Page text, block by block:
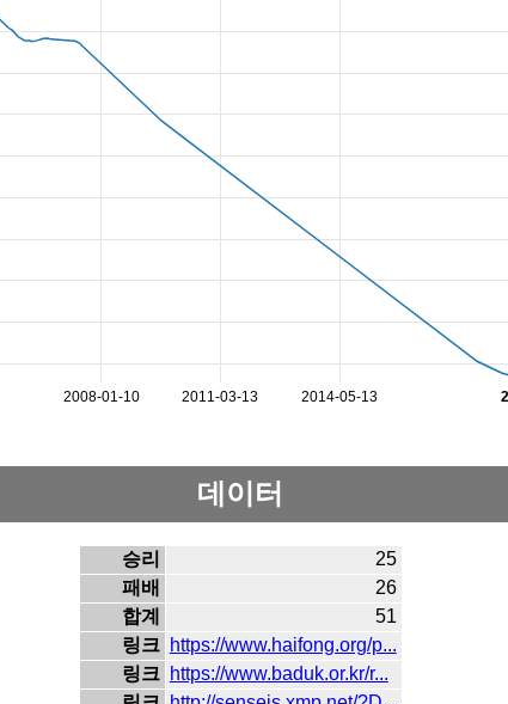
2008-01-10 2011-03-13 2014-05-13
데이터
승리
25
패배
26
합계
51
링크 https://www.haifong.org/p...
링크 https://www.baduk.or.kr/r...